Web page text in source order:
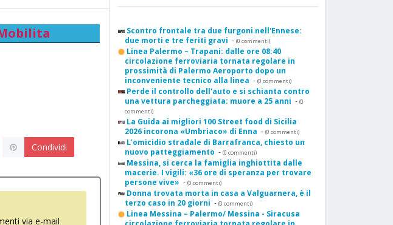
Condividi
via e-mail
Scontro frontale tra due furgoni nell'Ennese:
due morti e tre feriti gravi - (0 commenti)
Linea Palermo – Trapani: dalle ore 08:40
circolazione ferroviaria tornata regolare in
prossimità di Palermo Aeroporto dopo un
inconveniente tecnico alla linea - (0 commenti)
Perde il controllo dell'auto e si schianta contro
una vettura parcheggiata: muore a 25 anni - (0
commenti)
La Guida ai migliori 100 Street food di Sicilia
2026 incorona «Umbriaco» di Enna - (0 commenti)
L'omicidio stradale di Barrafranca, chiesto un
nuovo patteggiamento - (0 commenti)
Messina, si cerca la famiglia inghiottita dalle
macerie. I vigili: «36 ore di speranza per trovare
persone vive» - (0 commenti)
Donna trovata morta in casa a Valguarnera, è il
terzo caso in 20 giorni - (0 commenti)
Linea Messina – Palermo/ Messina - Siracusa